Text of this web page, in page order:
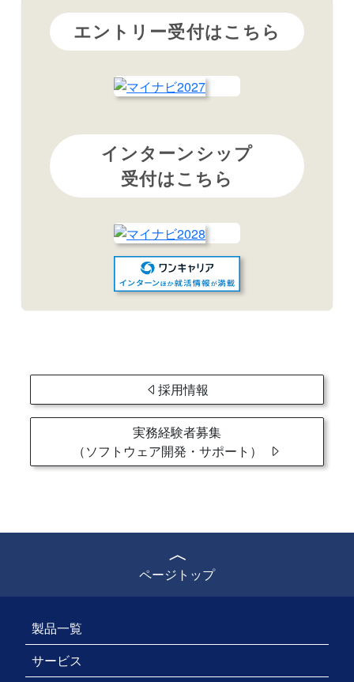
エントリー受付はこちら
インターンシップ
受付はこちら
採用情報
実務経験者募集
（ソフトウェア開発・サポート）
ページトップ
製品一覧
サービス